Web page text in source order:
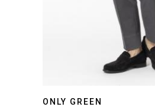
ONLY GREEN